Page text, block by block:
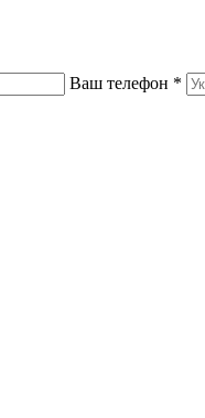
Ваш телефон *